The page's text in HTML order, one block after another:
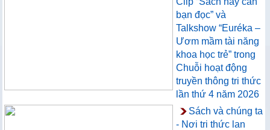
bạn đọc” và
Talkshow “Euréka –
Ươm mầm tài năng
khoa học trẻ” trong
Chuỗi hoạt động
truyền thông tri thức
lần thứ 4 năm 2026
Sách và chúng ta
- Nơi tri thức lan